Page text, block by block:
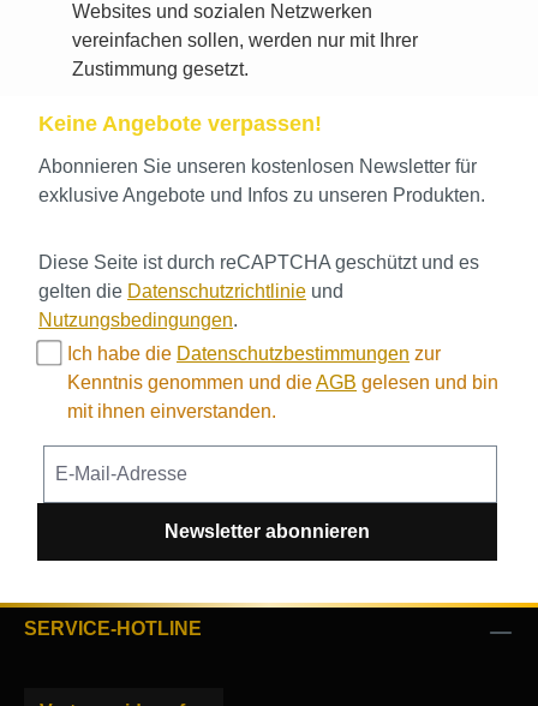
Websites und sozialen Netzwerken
vereinfachen sollen, werden nur mit Ihrer
Zustimmung gesetzt.
Keine Angebote verpassen!
Abonnieren Sie unseren kostenlosen Newsletter für
exklusive Angebote und Infos zu unseren Produkten.
Diese Seite ist durch reCAPTCHA geschützt und es
gelten die Datenschutzrichtlinie und
Nutzungsbedingungen.
Ich habe die Datenschutzbestimmungen zur
Kenntnis genommen und dieAGB gelesen und bin
mit ihnen einverstanden.
Newsletter abonnieren
SERVICE-HOTLINE